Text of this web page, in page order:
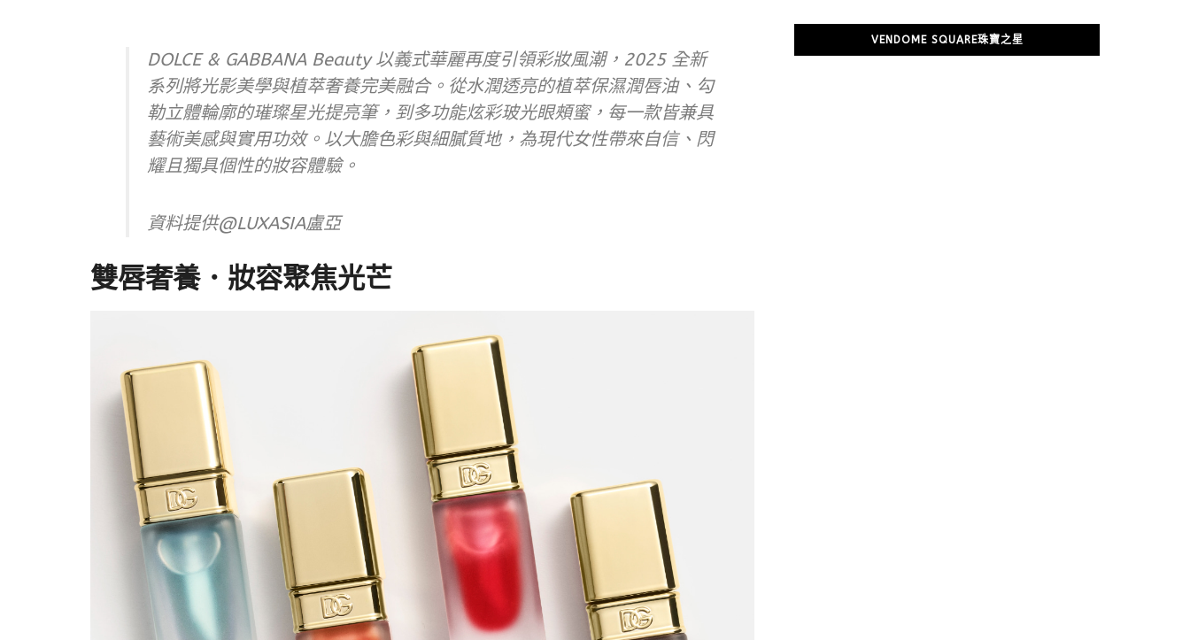
DOLCE & GABBANA Beauty 以義式華麗再度引領彩妝風潮，2025 全新
系列將光影美學與植萃奢養完美融合。從水潤透亮的植萃保濕潤唇油、勾
勒立體輪廓的璀璨星光提亮筆，到多功能炫彩玻光眼頰蜜，每一款皆兼具
藝術美感與實用功效。以大膽色彩與細膩質地，為現代女性帶來自信、閃
耀且獨具個性的妝容體驗。
資料提供@LUXASIA盧亞
雙唇奢養．妝容聚焦光芒
VENDOME SQUARE珠寶之星